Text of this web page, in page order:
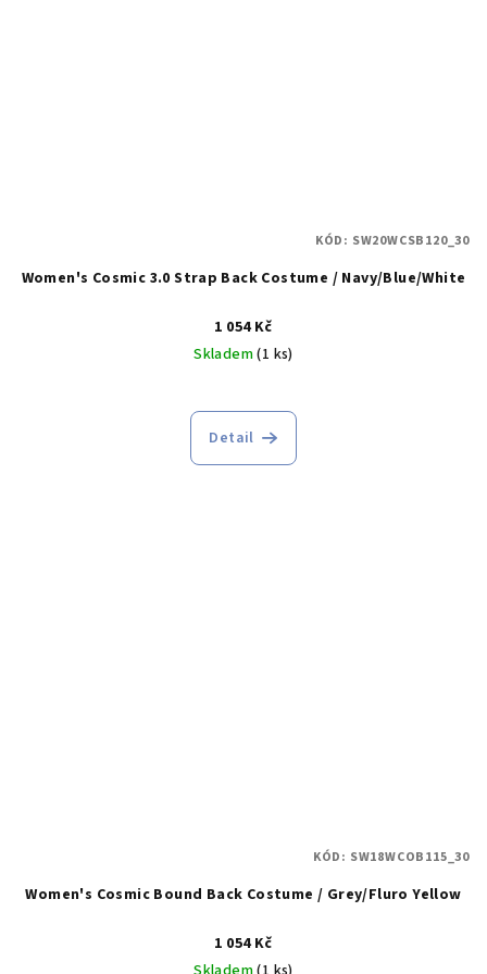
Women's Cosmic 3.0 Strap Back Costume / Navy/Blue/White
1 054 Kč
Skladem(1 ks)
Detail
KÓD: SW20WCSB120_30
Women's Cosmic Bound Back Costume / Grey/Fluro Yellow
1 054 Kč
KÓD: SW18WCOB115_30